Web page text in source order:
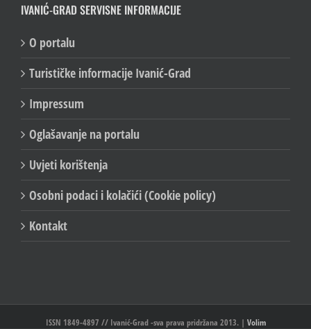
IVANIĆ-GRAD SERVISNE INFORMACIJE
O portalu
Turističke informacije Ivanić-Grad
Impressum
Oglašavanje na portalu
Uvjeti korištenja
Osobni podaci i kolačići (Cookie policy)
Kontakt
ISSN 1849-4897 // Ivanić-Grad -sva prava pridržana 2013. | Volim